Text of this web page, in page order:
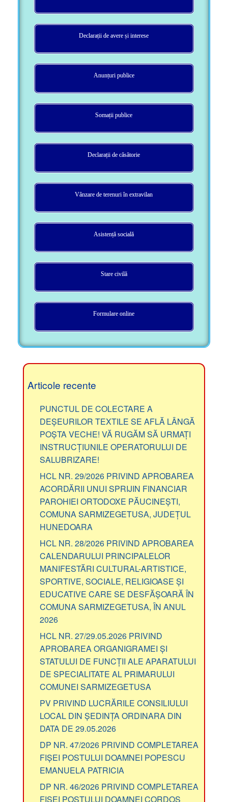
Declarații de avere și interese
Anunțuri publice
Somații publice
Declarații de căsătorie
Vânzare de terenuri în extravilan
Asistență socială
Stare civilă
Formulare online
Articole recente
PUNCTUL DE COLECTARE A
DEȘEURILOR TEXTILE SE AFLĂ LÂNGĂ
POȘTA VECHE! VĂ RUGĂM SĂ URMAȚI
INSTRUCȚIUNILE OPERATORULUI DE
SALUBRIZARE!
HCL NR. 29/2026 PRIVIND APROBAREA
ACORDĂRII UNUI SPRIJIN FINANCIAR
PAROHIEI ORTODOXE PĂUCINEȘTI,
COMUNA SARMIZEGETUSA, JUDEȚUL
HUNEDOARA
HCL NR. 28/2026 PRIVIND APROBAREA
CALENDARULUI PRINCIPALELOR
MANIFESTĂRI CULTURAL-ARTISTICE,
SPORTIVE, SOCIALE, RELIGIOASE ȘI
EDUCATIVE CARE SE DESFĂȘOARĂ ÎN
COMUNA SARMIZEGETUSA, ÎN ANUL
2026
HCL NR. 27/29.05.2026 PRIVIND
APROBAREA ORGANIGRAMEI ȘI
STATULUI DE FUNCȚII ALE APARATULUI
DE SPECIALITATE AL PRIMARULUI
COMUNEI SARMIZEGETUSA
PV PRIVIND LUCRĂRILE CONSILIULUI
LOCAL DIN ȘEDINȚA ORDINARA DIN
DATA DE 29.05.2026
DP NR. 47/2026 PRIVIND COMPLETAREA
FIȘEI POSTULUI DOAMNEI POPESCU
EMANUELA PATRICIA
DP NR. 46/2026 PRIVIND COMPLETAREA
FIȘEI POSTULUI DOAMNEI CORDOȘ